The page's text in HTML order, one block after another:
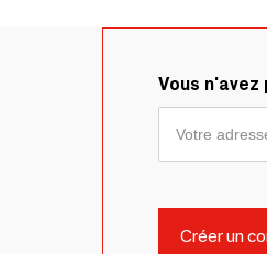
Vous n'avez